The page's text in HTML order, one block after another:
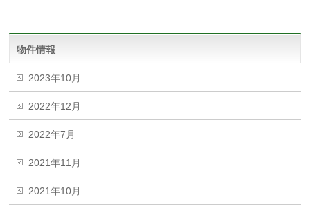
物件情報
2023年10月
2022年12月
2022年7月
2021年11月
2021年10月